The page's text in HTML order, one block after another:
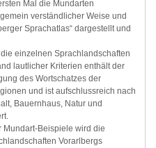
Mal die Mundarten
verständlicher Weise und
Sprachatlas“ dargestellt und
einzelnen Sprachlandschaften
lautlicher Kriterien enthält der
des Wortschatzes der
und ist aufschlussreich nach
Bauernhaus, Natur und
Mundart-Beispiele wird die
Vorarlbergs